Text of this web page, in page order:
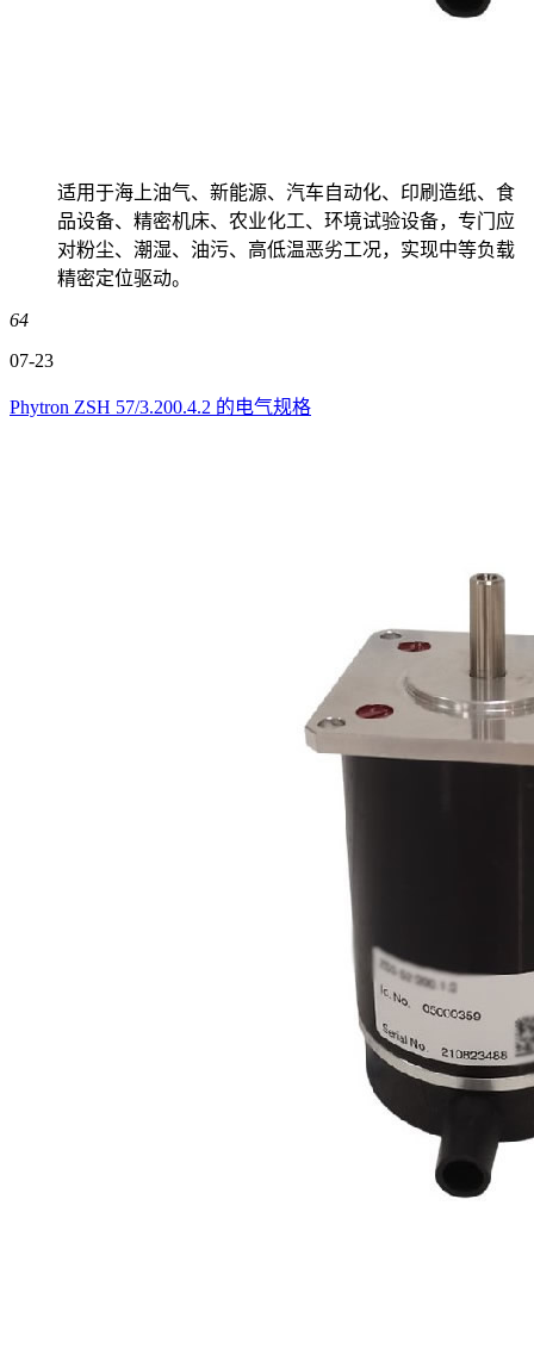
适用于海上油气、新能源、汽车自动化、印刷造纸、食
品设备、精密机床、农业化工、环境试验设备，专门应
对粉尘、潮湿、油污、高低温恶劣工况，实现中等负载
精密定位驱动。
64
07-23
Phytron ZSH 57/3.200.4.2 的电气规格